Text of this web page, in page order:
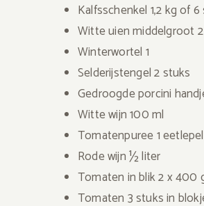
Kalfsschenkel 1,2 kg of
Witte uien middelgroot
Winterwortel 1
Selderijstengel 2 stuks
Gedroogde porcini
Witte wijn 100 ml
Tomatenpuree 1 eetlepel
Rode wijn ½ liter
Tomaten in blik 2 x 400
Tomaten 3 stuks in